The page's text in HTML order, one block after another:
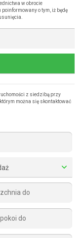
w obrocie
o tym, iż będę
z siedzibą przy
można się skontaktować